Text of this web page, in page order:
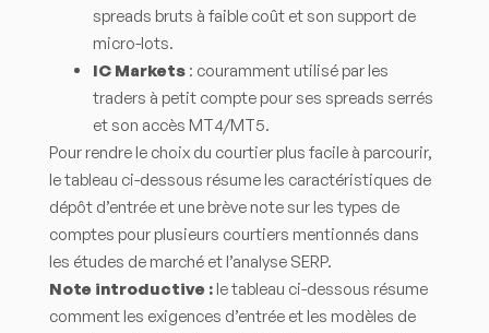
spreads bruts à faible coût et son support de
micro-lots.
IC Markets : couramment utilisé par les
traders à petit compte pour ses spreads serrés
et son accès MT4/MT5.
Pour rendre le choix du courtier plus facile à parcourir,
le tableau ci-dessous résume les caractéristiques de
dépôt d’entrée et une brève note sur les types de
comptes pour plusieurs courtiers mentionnés dans
les études de marché et l’analyse SERP.
Note introductive : le tableau ci-dessous résume
comment les exigences d’entrée et les modèles de